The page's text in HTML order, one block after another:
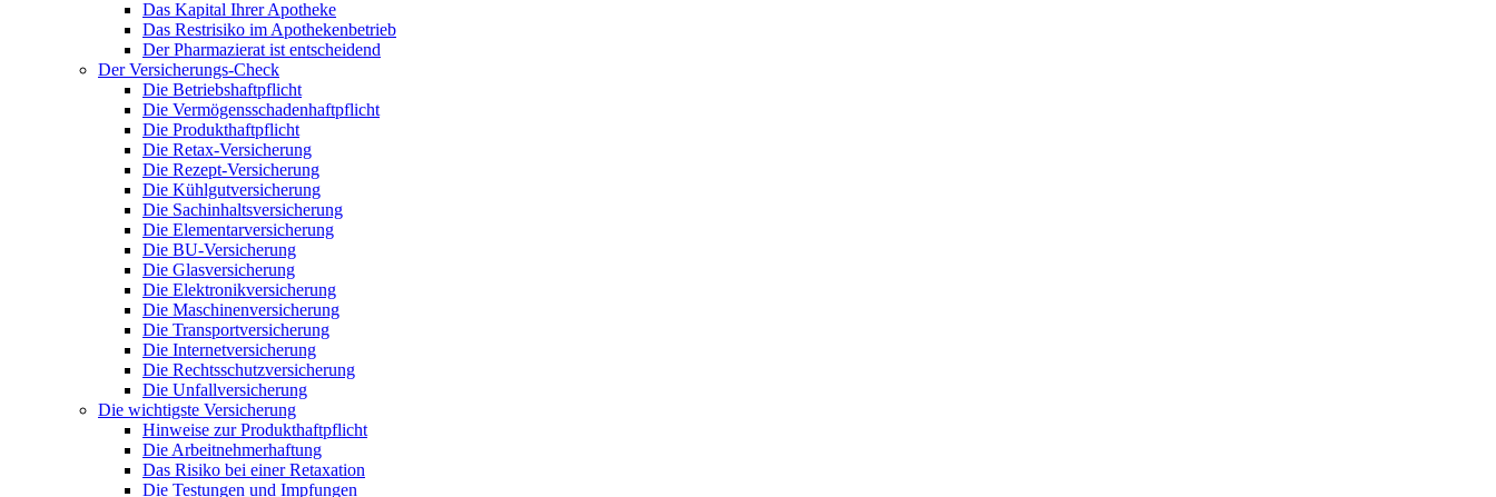
Das Kapital Ihrer Apotheke
Das Restrisiko im Apothekenbetrieb
Der Pharmazierat ist entscheidend
Der Versicherungs-Check
Die Betriebshaftpflicht
Die Vermögensschadenhaftpflicht
Die Produkthaftpflicht
Die Retax-Versicherung
Die Rezept-Versicherung
Die Kühlgutversicherung
Die Sachinhaltsversicherung
Die Elementarversicherung
Die BU-Versicherung
Die Glasversicherung
Die Elektronikversicherung
Die Maschinenversicherung
Die Transportversicherung
Die Internetversicherung
Die Rechtsschutzversicherung
Die Unfallversicherung
Die wichtigste Versicherung
Hinweise zur Produkthaftpflicht
Die Arbeitnehmerhaftung
Das Risiko bei einer Retaxation
Die Testungen und Impfungen